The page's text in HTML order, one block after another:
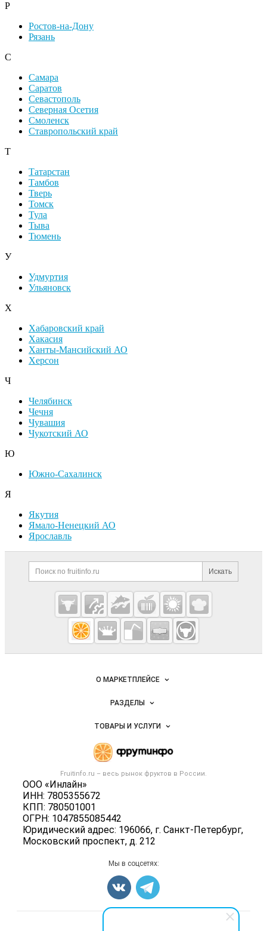
Р
Ростов-на-Дону
Рязань
С
Самара
Саратов
Севастополь
Северная Осетия
Смоленск
Ставропольский край
Т
Татарстан
Тамбов
Тверь
Томск
Тула
Тыва
Тюмень
У
Удмуртия
Ульяновск
Х
Хабаровский край
Хакасия
Ханты-Мансийский АО
Херсон
Ч
Челябинск
Чечня
Чувашия
Чукотский АО
Ю
Южно-Сахалинск
Я
Якутия
Ямало-Ненецкий АО
Ярославль
Дополнительная информация
Поиск по сайту и
Искать
Cсылки на полезные проекты
Fruitinfo.ru
— рынок
фруктов
Важные разделы и контакты
Fruitinfo.ru – весь рынок фруктов в России.
ООО «Инлайн»
ИНН: 7805355672
КПП: 780501001
ОГРН: 1047855085442
Юридический адрес: 196066, г. Санкт-Петербург,
Московский проспект, д. 212
Навигация по сайтуО МАРКЕТПЛЕЙСЕ
Новости Fruitinfo.ru
Размещение рекламы
Публичная оферта
Контактная информация
Политика обработки персональных данных
РАЗДЕЛЫ
Объявления
Новости рынка
ТОВАРЫ И УСЛУГИ
Готовая продукция
Фрукты
Грибы
Оборудование
Карта объявлений
Мы в соцсетях: